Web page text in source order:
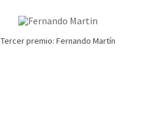
Tercer premio: Fernando Martín